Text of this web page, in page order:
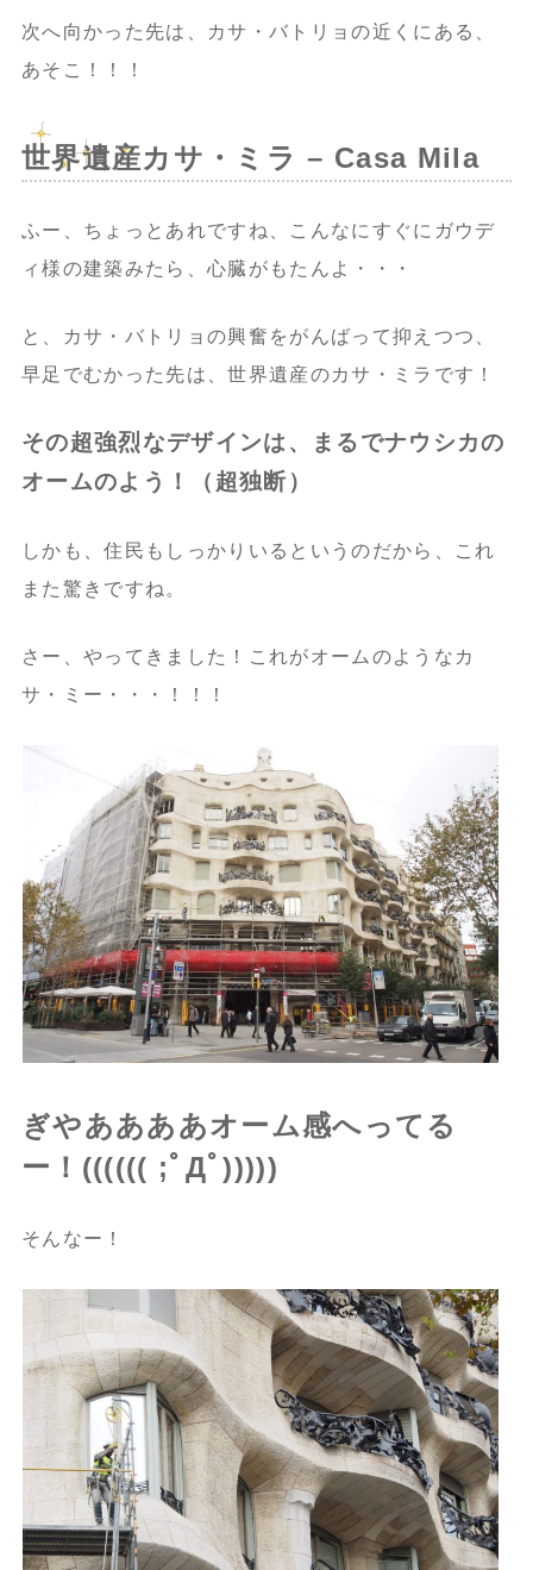
次へ向かった先は、カサ・バトリョの近くにある、
あそこ！！！
世界遺産カサ・ミラ – Casa Mila
ふー、ちょっとあれですね、こんなにすぐにガウデ
ィ様の建築みたら、心臓がもたんよ・・・
と、カサ・バトリョの興奮をがんばって抑えつつ、
早足でむかった先は、世界遺産のカサ・ミラです！
その超強烈なデザインは、まるでナウシカの
オームのよう！（超独断）
しかも、住民もしっかりいるというのだから、これ
また驚きですね。
さー、やってきました！これがオームのようなカ
サ・ミー・・・！！！
ぎやああああオーム感へってる
ー！(((((( ;ﾟДﾟ)))))
そんなー！